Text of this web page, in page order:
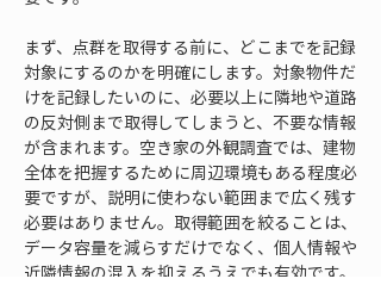
まず、点群を取得する前に、どこまでを記録
対象にするのかを明確にします。対象物件だ
けを記録したいのに、必要以上に隣地や道路
の反対側まで取得してしまうと、不要な情報
が含まれます。空き家の外観調査では、建物
全体を把握するために周辺環境もある程度必
要ですが、説明に使わない範囲まで広く残す
必要はありません。取得範囲を絞ることは、
データ容量を減らすだけでなく、個人情報や
近隣情報の混入を抑えるうえでも有効です。